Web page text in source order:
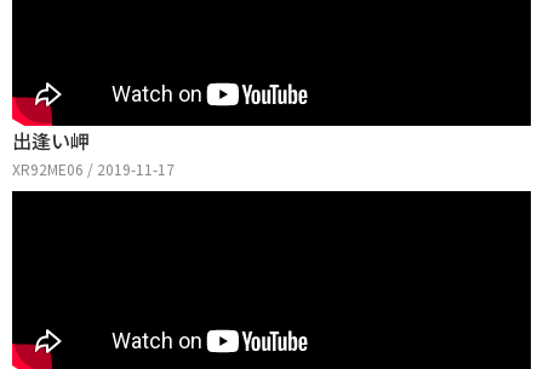
出逢い岬
XR92ME06 / 2019-11-17